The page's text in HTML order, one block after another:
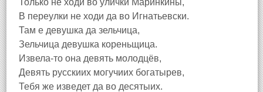
Только не ходи во улички Маринкины,
В переулки не ходи да во Игнатьевски.
Там е девушка да зельчица,
Зельчица девушка кореньщица.
Извела-то она девять молодцёв,
Девять русскиих могучиих богатырев,
Тебя же изведет да во десятыих.